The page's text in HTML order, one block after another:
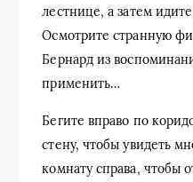
лестнице, а затем
Осмотрите странную
Бернард из
применить…
Бегите вправо по
стену, чтобы увидеть
комнату справа, чтобы